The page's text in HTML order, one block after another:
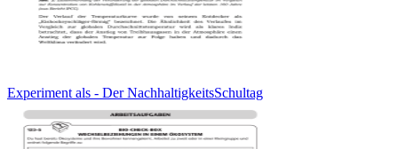
Experiment als - Der NachhaltigkeitsSchultag